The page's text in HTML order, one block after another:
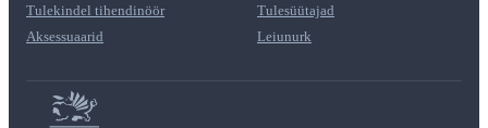
Tulekindel tihendinöör
Tulesüütajad
Aksessuaarid
Leiunurk